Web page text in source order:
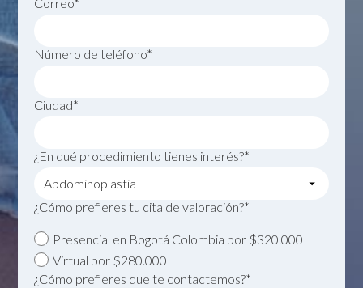
Número de teléfono*
Ciudad*
¿En qué procedimiento tienes interés?*
¿Cómo prefieres tu cita de valoración?*
Presencial en Bogotá Colombia por $320.000
Virtual por $280.000
¿Cómo prefieres que te contactemos?*